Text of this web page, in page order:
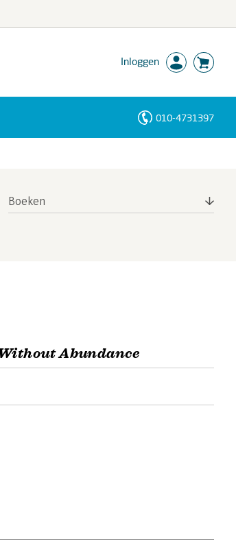
Inloggen
010-4731397
Boeken
Abundance